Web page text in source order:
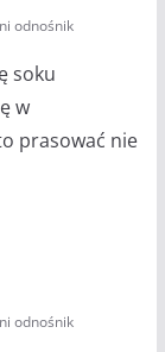
odnośnik
soku
w
prasować nie
odnośnik